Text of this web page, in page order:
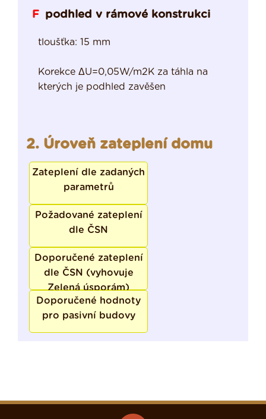
F podhled v rámové konstrukci
tloušťka: 15 mm
Korekce ΔU=0,05W/m2K za táhla na
kterých je podhled zavěšen
2. Úroveň zateplení domu
Zateplení dle zadaných
parametrů
Požadované zateplení
dle ČSN
Doporučené zateplení
dle ČSN (vyhovuje
Zelená úsporám)
Doporučené hodnoty
pro pasivní budovy